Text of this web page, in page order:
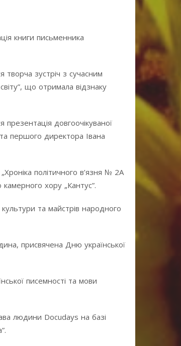
книги письменника
творча зустріч з сучасним
що отримала відзнаку
презентація довгоочікуваної
та першого директора Івана
політичного в’язня № 2А
хору „Кантус”.
культури та майстрів народного
присвячена Дню української
писемності та мови
людини Docudays на базі